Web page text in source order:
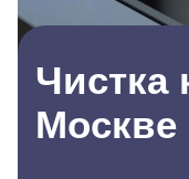
Чистка
Москве